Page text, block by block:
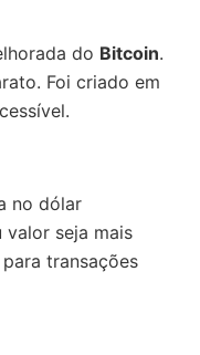
do Bitcoin.
Foi criado em
no dólar
valor seja mais
transações